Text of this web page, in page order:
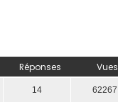
Réponses Vues
14 62267